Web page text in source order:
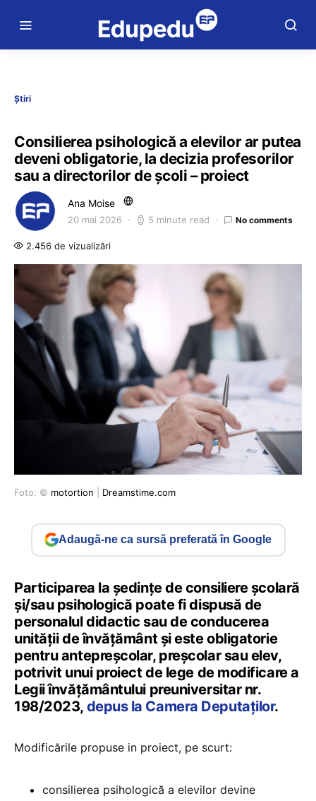
Știri
Consilierea psihologică a elevilor ar putea
deveni obligatorie, la decizia profesorilor
sau a directorilor de școli – proiect
Ana Moise
20 mai 2026 5 minute read No comments
2.456 de vizualizări
Foto: © motortion Dreamstime.com
Adaugă-ne ca sursă preferată în Google
Participarea la ședințe de consiliere școlară
și/sau psihologică poate fi dispusă de
personalul didactic sau de conducerea
unității de învățământ și este obligatorie
pentru antepreșcolar, preșcolar sau elev,
potrivit unui proiect de lege de modificare a
Legii învățământului preuniversitar nr.
198/2023, depus la Camera Deputaților.
Modificările propuse in proiect, pe scurt:
consilierea psihologică a elevilor devine